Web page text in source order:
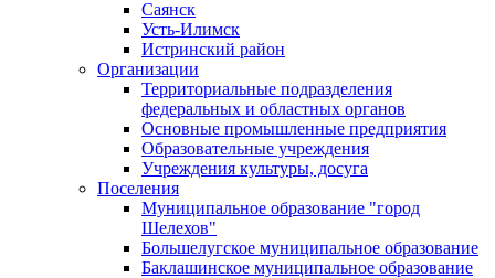
Саянск
Усть-Илимск
Истринский район
Организации
Территориальные подразделения
федеральных и областных органов
Основные промышленные предприятия
Образовательные учреждения
Учреждения культуры, досуга
Поселения
Муниципальное образование "город
Шелехов"
Большелугское муниципальное образование
Баклашинское муниципальное образование